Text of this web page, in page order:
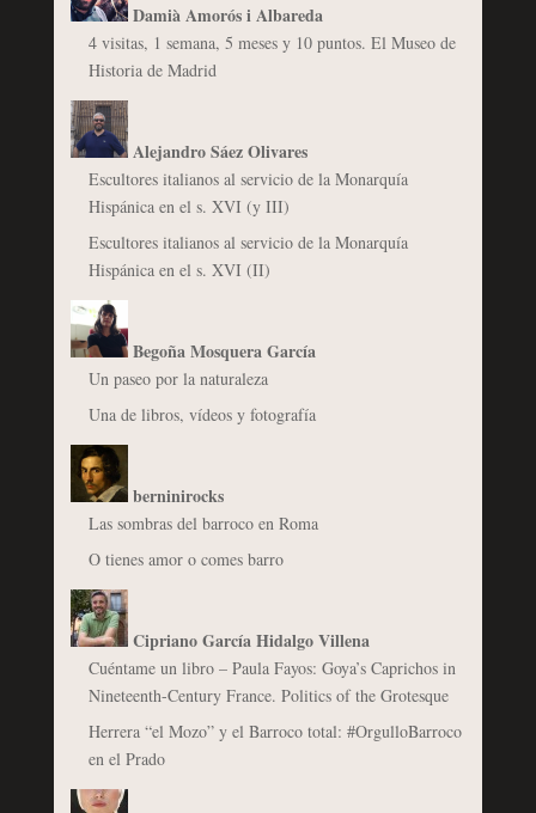
Damià Amorós i Albareda
4 visitas, 1 semana, 5 meses y 10 puntos. El Museo de
Historia de Madrid
Alejandro Sáez Olivares
Escultores italianos al servicio de la Monarquía
Hispánica en el s. XVI (y III)
Escultores italianos al servicio de la Monarquía
Hispánica en el s. XVI (II)
Begoña Mosquera García
Un paseo por la naturaleza
Una de libros, vídeos y fotografía
berninirocks
Las sombras del barroco en Roma
O tienes amor o comes barro
Cipriano García Hidalgo Villena
Cuéntame un libro – Paula Fayos: Goya’s Caprichos in
Nineteenth-Century France. Politics of the Grotesque
Herrera “el Mozo” y el Barroco total: #OrgulloBarroco
en el Prado